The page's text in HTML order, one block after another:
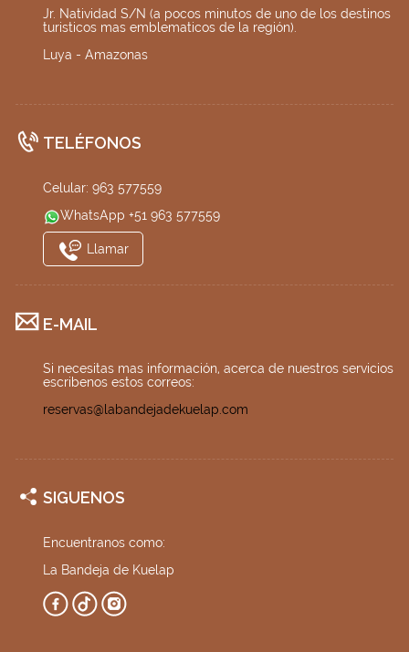
Jr. Natividad S/N (a pocos minutos de uno de los destinos
turisticos mas emblematicos de la región).
Luya - Amazonas
TELÉFONOS
Celular: 963 577559
WhatsApp +51 963 577559
Llamar
E-MAIL
Si necesitas mas información, acerca de nuestros servicios
escribenos estos correos:
reservas@labandejadekuelap.com
SIGUENOS
Encuentranos como:
La Bandeja de Kuelap